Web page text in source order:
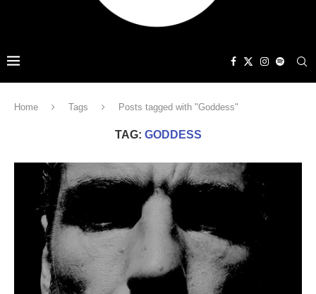
Home Tags Posts tagged with "Goddess"
TAG: GODDESS